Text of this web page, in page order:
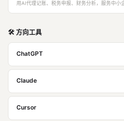
用AI代理记账、税务申报、财务分析，服务中小
🛠️ 方向工具
ChatGPT
Claude
Cursor